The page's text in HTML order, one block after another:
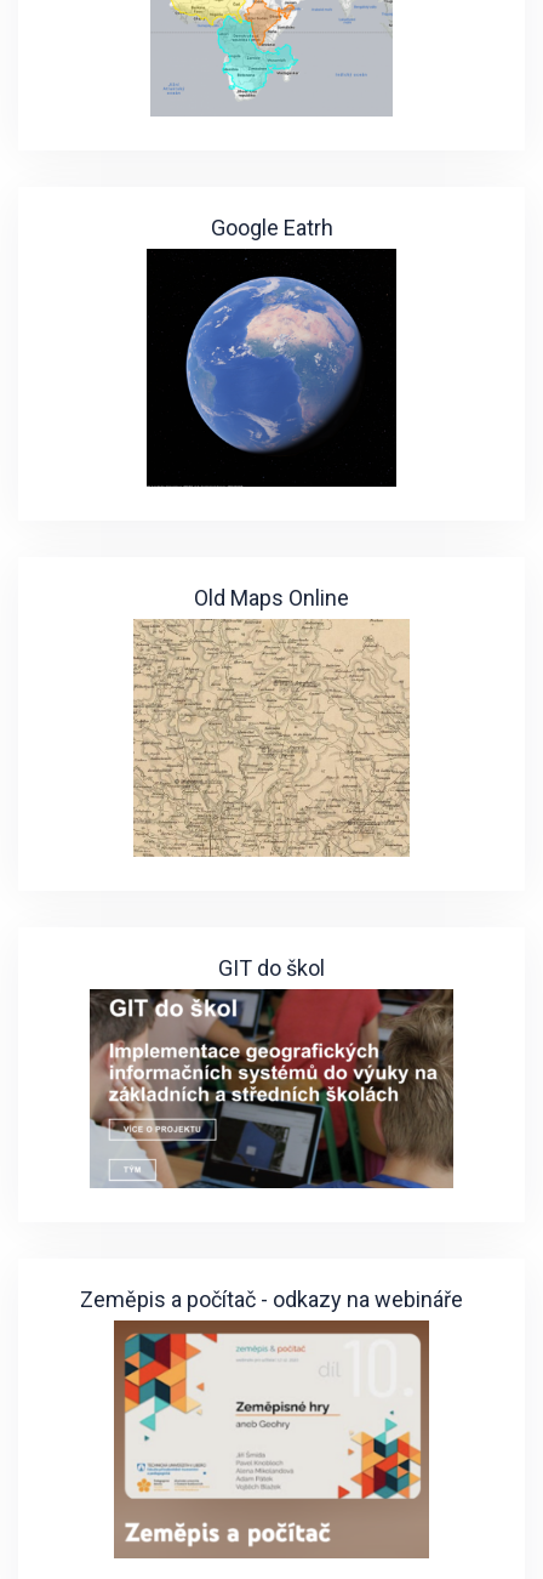
Google Eatrh
Old Maps Online
GIT do škol
Zeměpis a počítač - odkazy na webináře